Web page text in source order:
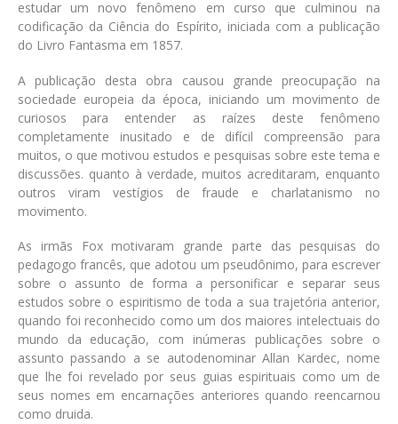
estudar um novo fenômeno em curso que culminou na
codificação da Ciência do Espírito, iniciada com a publicação
do Livro Fantasma em 1857.
A publicação desta obra causou grande preocupação na
sociedade europeia da época, iniciando um movimento de
curiosos para entender as raízes deste fenômeno
completamente inusitado e de difícil compreensão para
muitos, o que motivou estudos e pesquisas sobre este tema e
discussões. quanto à verdade, muitos acreditaram, enquanto
outros viram vestígios de fraude e charlatanismo no
movimento.
As irmãs Fox motivaram grande parte das pesquisas do
pedagogo francês, que adotou um pseudônimo, para escrever
sobre o assunto de forma a personificar e separar seus
estudos sobre o espiritismo de toda a sua trajetória anterior,
quando foi reconhecido como um dos maiores intelectuais do
mundo da educação, com inúmeras publicações sobre o
assunto passando a se autodenominar Allan Kardec, nome
que lhe foi revelado por seus guias espirituais como um de
seus nomes em encarnações anteriores quando reencarnou
como druida.